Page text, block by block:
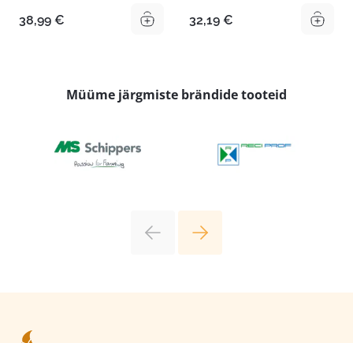
38,99 € 32,19 €
Müüme järgmiste brändide tooteid